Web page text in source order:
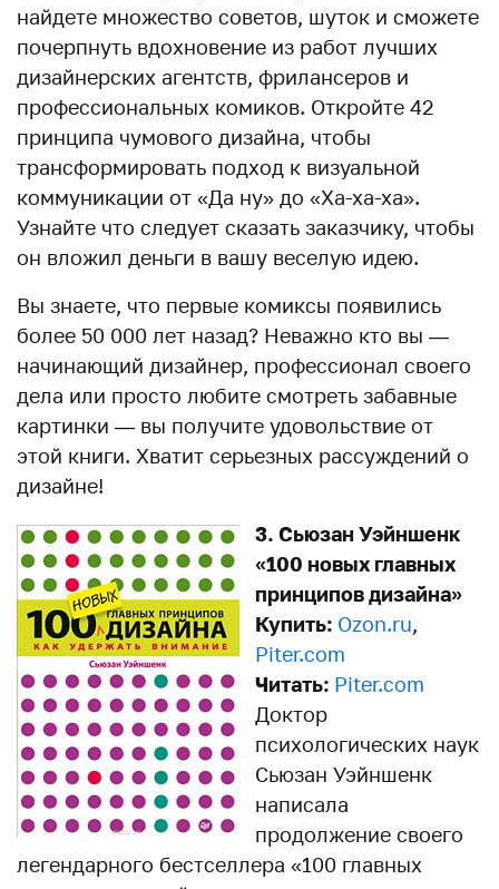
найдете множество советов, шуток и сможете
почерпнуть вдохновение из работ лучших
дизайнерских агентств, фрилансеров и
профессиональных комиков. Откройте 42
принципа чумового дизайна, чтобы
трансформировать подход к визуальной
коммуникации от «Да ну» до «Ха-ха-ха».
Узнайте что следует сказать заказчику, чтобы
он вложил деньги в вашу веселую идею.
Вы знаете, что первые комиксы появились
более 50 000 лет назад? Неважно кто вы —
начинающий дизайнер, профессионал своего
дела или просто любите смотреть забавные
картинки — вы получите удовольствие от
этой книги. Хватит серьезных рассуждений о
дизайне!
3. Сьюзан Уэйншенк
«100 новых главных
принципов дизайна»
Купить: Ozon.ru,
Piter.com
Читать: Piter.com
Доктор
психологических наук
Сьюзан Уэйншенк
написала
продолжение своего
легендарного бестселлера «100 главных